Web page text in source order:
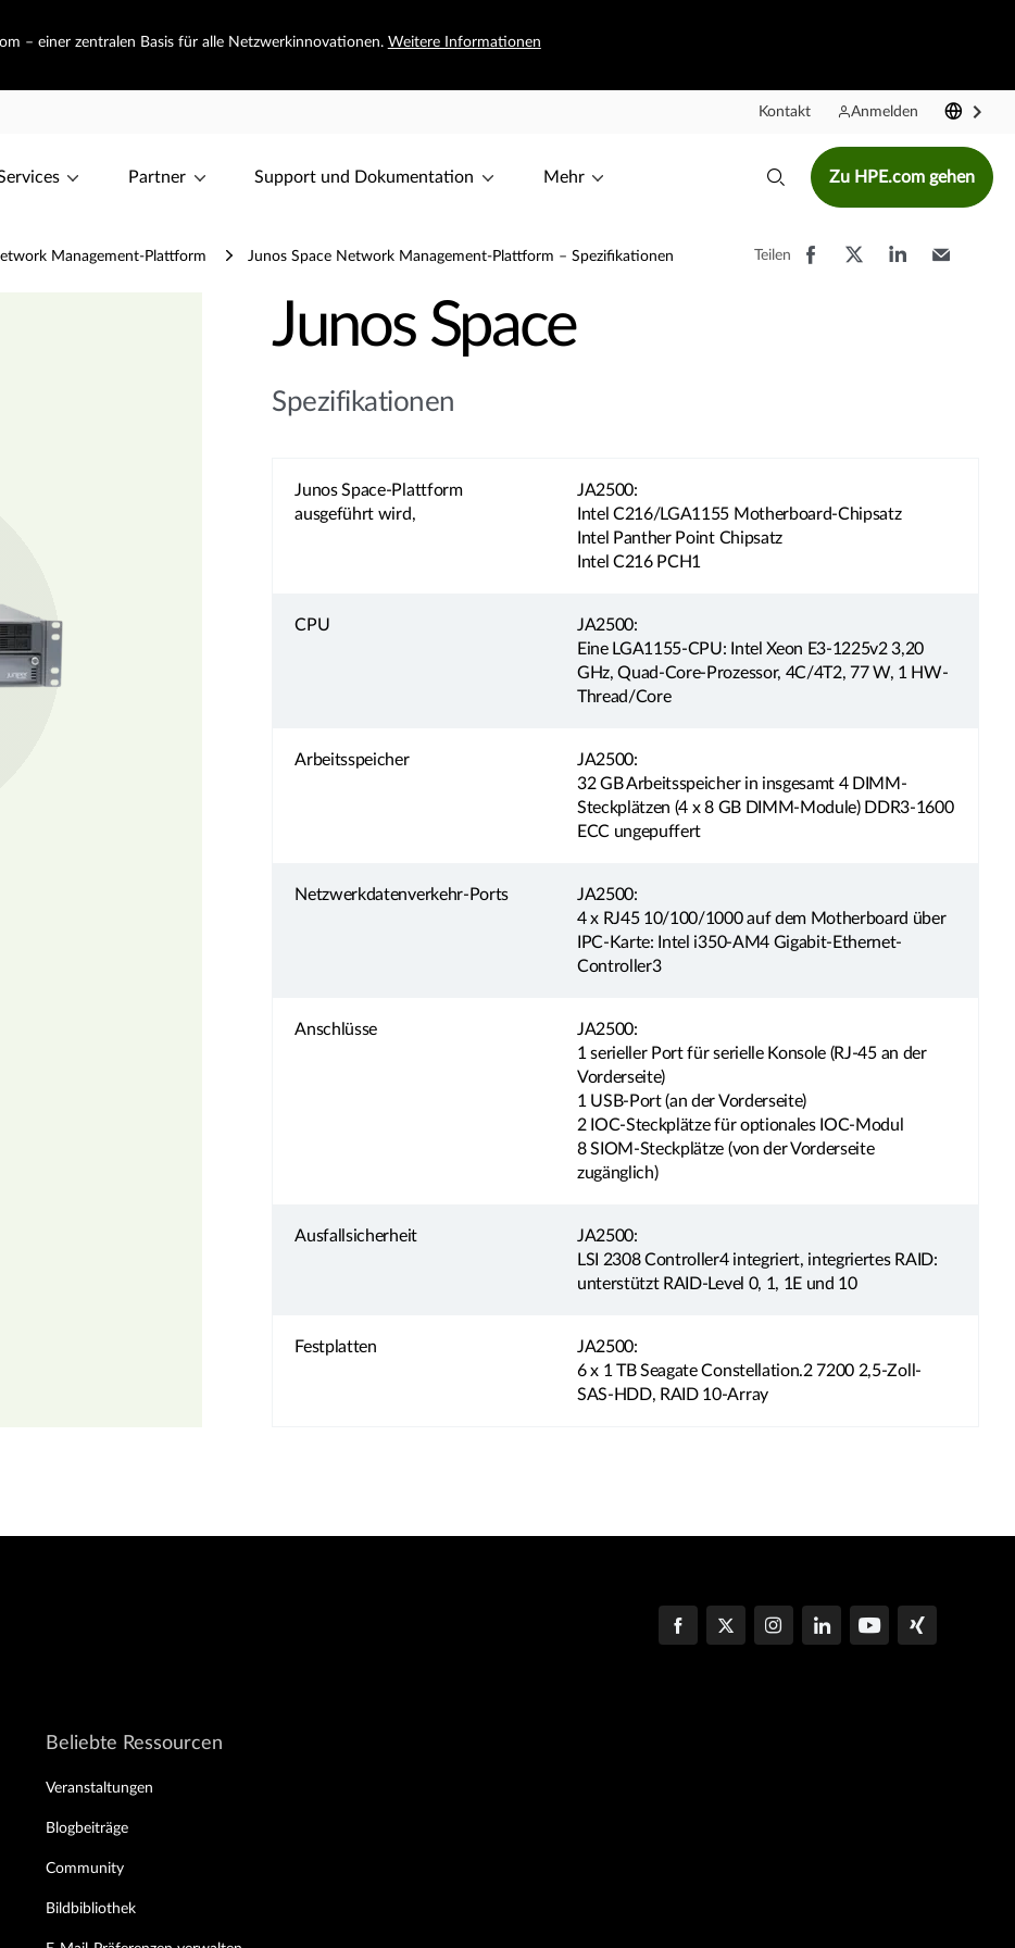
– einer zentralen Basis für alle Netzwerkinnovationen. Weitere Informationen
Kontakt Anmelden
Partner Support und Dokumentation Mehr Zu HPE.com gehen
Management-Plattform Junos Space Network Management-Plattform – Spezifikationen Teilen
Junos Space
Spezifikationen
Junos Space-Plattform
ausgeführt wird,
JA2500:
Intel C216/LGA1155 Motherboard-Chipsatz
Intel Panther Point Chipsatz
Intel C216 PCH1
CPU
JA2500:
Eine LGA1155-CPU: Intel Xeon E3-1225v2 3,20
GHz, Quad-Core-Prozessor, 4C/4T2, 77 W, 1 HW-
Thread/Core
Arbeitsspeicher
JA2500:
32 GB Arbeitsspeicher in insgesamt 4 DIMM-
Steckplätzen (4 x 8 GB DIMM-Module) DDR3-1600
ECC ungepuffert
Netzwerkdatenverkehr-Ports
JA2500:
4 x RJ45 10/100/1000 auf dem Motherboard über
IPC-Karte: Intel i350-AM4 Gigabit-Ethernet-
Controller3
Anschlüsse
JA2500:
1 serieller Port für serielle Konsole (RJ-45 an der
Vorderseite)
1 USB-Port (an der Vorderseite)
2 IOC-Steckplätze für optionales IOC-Modul
8 SIOM-Steckplätze (von der Vorderseite
zugänglich)
Ausfallsicherheit
JA2500:
LSI 2308 Controller4 integriert, integriertes RAID:
unterstützt RAID-Level 0, 1, 1E und 10
Festplatten
JA2500:
6 x 1 TB Seagate Constellation.2 7200 2,5-Zoll-
SAS-HDD, RAID 10-Array
Beliebte Ressourcen
Veranstaltungen
Blogbeiträge
Community
Bildbibliothek